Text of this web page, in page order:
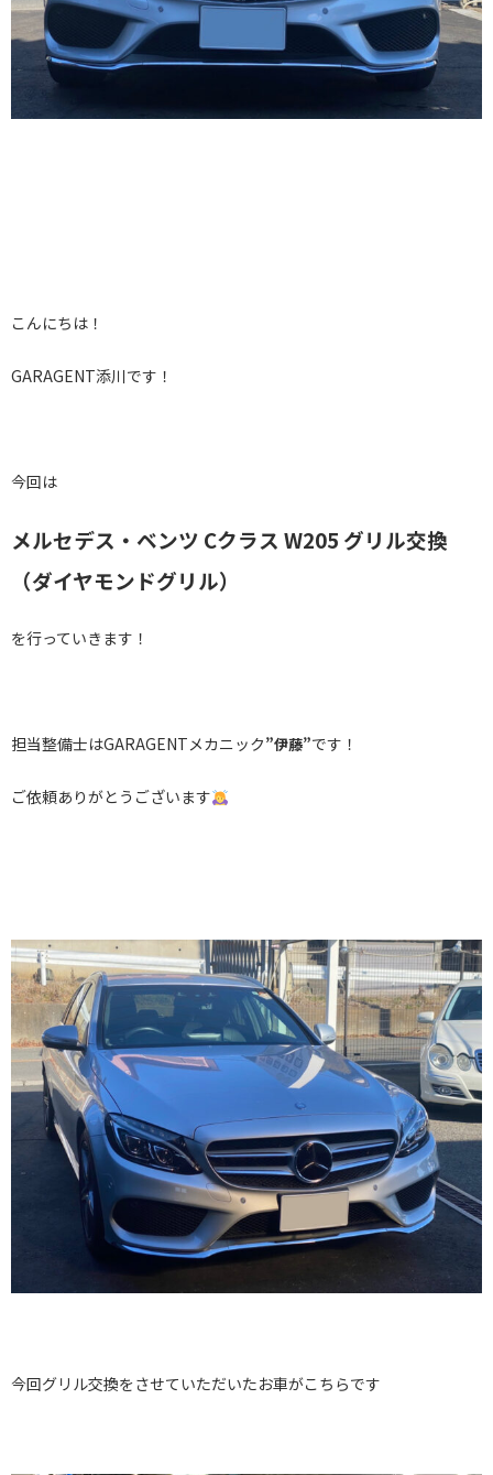
こんにちは！
GARAGENT添川です！
今回は
メルセデス・ベンツ Cクラス W205 グリル交換
（ダイヤモンドグリル）
を行っていきます！
担当整備士はGARAGENTメカニック”伊藤”です！
ご依頼ありがとうございます
今回グリル交換をさせていただいたお車がこちらです